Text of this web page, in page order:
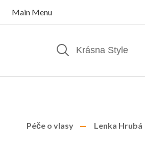
Main Menu
Péče o vlasy Lenka Hrubá